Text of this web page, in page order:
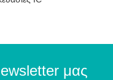
μας